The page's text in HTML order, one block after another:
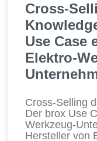
Cross-
Use Case
Elektro-
Cross-Selling
Der brox Use
Werkzeug-
Hersteller von